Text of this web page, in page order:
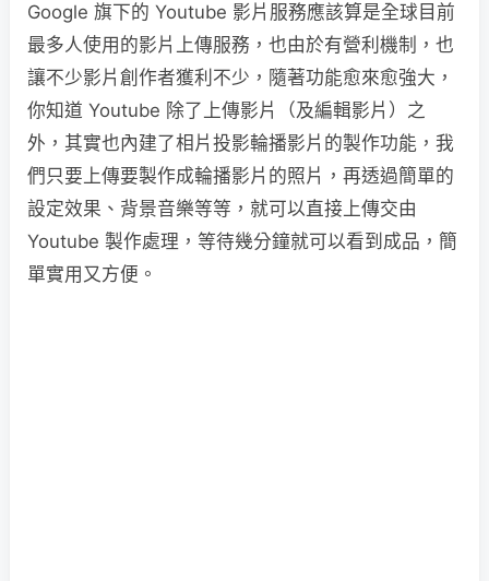
Google 旗下的 Youtube 影片服務應該算是全球目前
最多人使用的影片上傳服務，也由於有營利機制，也
讓不少影片創作者獲利不少，隨著功能愈來愈強大，
你知道 Youtube 除了上傳影片（及編輯影片）之
外，其實也內建了相片投影輪播影片的製作功能，我
們只要上傳要製作成輪播影片的照片，再透過簡單的
設定效果、背景音樂等等，就可以直接上傳交由
Youtube 製作處理，等待幾分鐘就可以看到成品，簡
單實用又方便。